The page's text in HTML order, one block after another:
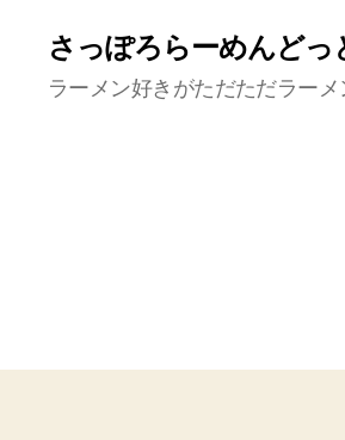
さっぽろらーめんどっ
ラーメン好きがただただラー